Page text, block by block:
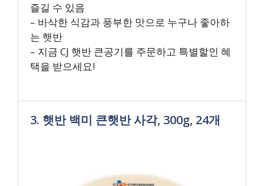
즐길 수 있음
– 바삭한 식감과 풍부한 맛으로 누구나 좋아하
는 햇반
– 지금 CJ 햇반 큰공기를 주문하고 특별할인 혜
택을 받으세요!
3. 햇반 백미 큰햇반 사각, 300g, 24개